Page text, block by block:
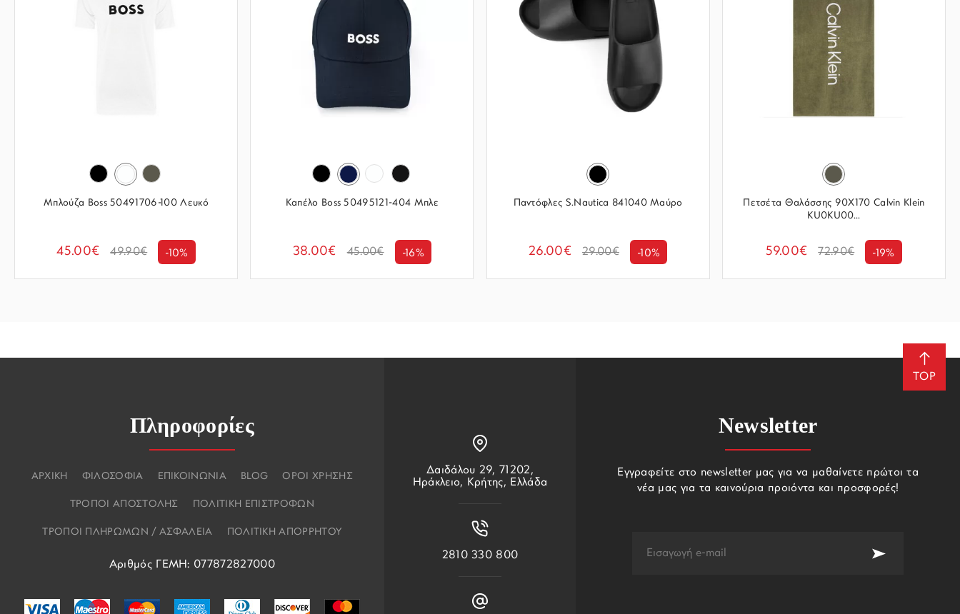
Μπλούζα Boss 50491706-100 Λευκό
45.00€ 49.90€ -10%
Καπέλο Boss 50495121-404 Μπλε
38.00€ 45.00€ -16%
Παντόφλες S.Nautica 841040 Μαύρο
26.00€ 29.00€ -10%
Πετσέτα Θαλάσσης 90X170 Calvin Klein
KU0KU00...
59.00€ 72.90€ -19%
TOP
Πληροφορίες
ΑΡΧΙΚΗ ΦΙΛΟΣΟΦΙΑ ΕΠΙΚΟΙΝΩΝΙΑ BLOG ΟΡΟΙ ΧΡΗΣΗΣ
ΤΡΟΠΟΙ ΑΠΟΣΤΟΛΗΣ ΠΟΛΙΤΙΚΗ ΕΠΙΣΤΡΟΦΩΝ
ΤΡΟΠΟΙ ΠΛΗΡΩΜΩΝ / ΑΣΦΑΛΕΙΑ ΠΟΛΙΤΙΚΗ ΑΠΟΡΡΗΤΟΥ
Αριθμός ΓΕΜΗ: 077872827000
Δαιδάλου 29, 71202,
Ηράκλειο, Κρήτης, Ελλάδα
2810 330 800
Newsletter
Εγγραφείτε στο newsletter μας για να μαθαίνετε πρώτοι τα
νέα μας για τα καινούρια προιόντα και προσφορές!